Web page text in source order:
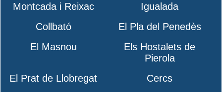
Montcada i Reixac
Igualada
Collbató
El Pla del Penedès
El Masnou
Els Hostalets de
Pierola
El Prat de Llobregat
Cercs